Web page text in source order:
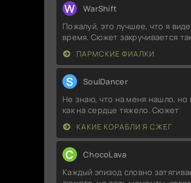
W WarShift
Пожалуй, это лучшее, что я
время. Сюжет закручивается
ПАРМСКИЕ ФИАЛКИ
S SoulDancer
Не знаю, что на меня нашло, но
как на сердце тяжело. Сюжет
КАКИЕ КОРАБЛИ Я СЖЕГ
C ChocoLava
Каждый эпизод словно